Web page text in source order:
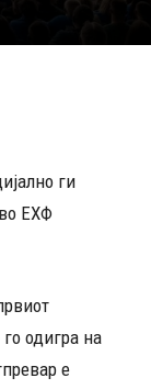
ги
ЕХФ
одигра на
е